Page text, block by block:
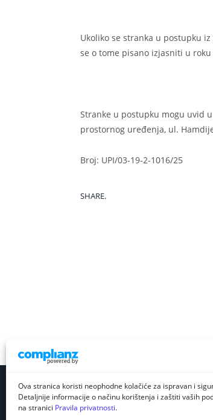
Ova stranica koristi neophodne kolačiće za ispravan i
Detaljnije informacije o načinu korištenja i zaštiti vaših
na stranici Pravila privatnosti.
Ukoliko se stranka u postupku
se o tome pisano izjasniti u
Stranke u postupku mogu uvid
prostornog uređenja, ul.
Broj: UPI/03-19-2-1016/25
SHARE.